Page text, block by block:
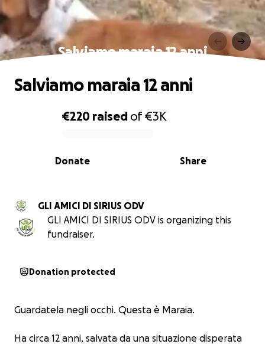
Salviamo maraia 12 anni
0% complete
€220 raised of€3K
Share
Donate
Salviamo maraia 12 anni
GLI AMICI DI SIRIUS ODV
GLI AMICI DI SIRIUS ODV is organizing this
fundraiser.
Donation protected
Guardatela negli occhi. Questa è Maraia.
Ha circa 12 anni, salvata da una situazione disperata